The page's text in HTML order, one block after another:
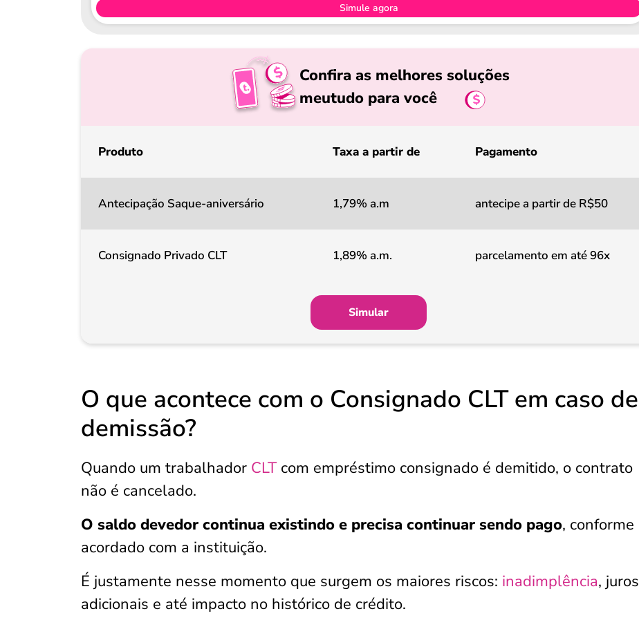
Simule agora
Confira as melhores soluções
meutudo para você
Produto Taxa a partir de Pagamento
Antecipação Saque-aniversário 1,79% a.m antecipe a partir de R$50
Consignado Privado CLT 1,89% a.m. parcelamento em até 96x
Simular
O que acontece com o Consignado CLT em caso de
demissão?
Quando um trabalhador CLTcom empréstimo consignado é demitido, o contrato
não é cancelado.
O saldo devedor continua existindo e precisa continuar sendo pago, conforme
acordado com a instituição.
É justamente nesse momento que surgem os maiores riscos: inadimplência, juros
adicionais e até impacto no histórico de crédito.